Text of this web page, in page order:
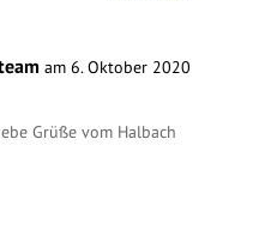
am 6. Oktober 2020
Grüße vom Halbach